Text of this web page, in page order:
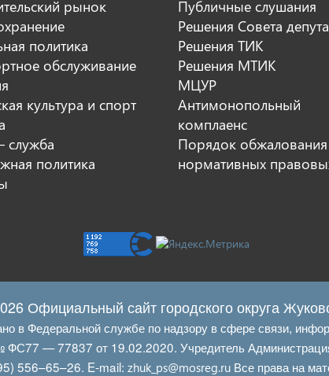
рынок
политика
обслуживание
культура и спорт
служба
политика
Публичные слушания
Решения Совета
Решения ТИК
Решения МТИК
МЦУР
Антимонопольный
комплаенс
Порядок обжалования
нормативных
Официальный сайт городского округа
в Федеральной службе по надзору в сфере связи,
ФС77 — 77837 от 19.02.2020. Учредитель
556–65–26. E‑mail: zhuk_ps@mosreg.ruВсе права на